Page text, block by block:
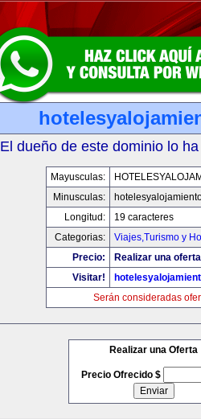
El dueño de este dominio lo
Mayusculas:
Minusculas:
Longitud:
19 caracteres
Categorias:
Viajes,Turismo y
Precio:
Realizar una
Visitar!
Serán consideradas
Realizar una Oferta
Precio Ofrecido $